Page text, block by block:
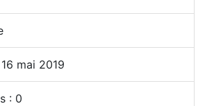
mai 2019
: 0